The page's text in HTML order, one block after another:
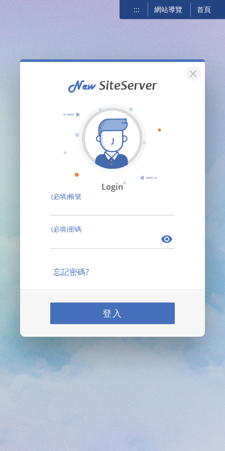
::: 網站導覽 首頁
關閉
Login
(必填)帳號
(必填)密碼
忘記密碼?
登入